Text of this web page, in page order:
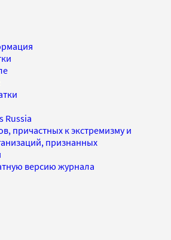
Russia
причастных к экстремизму и
признанных
версию журнала